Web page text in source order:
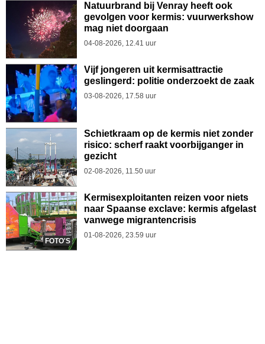
Natuurbrand bij Venray heeft ook
gevolgen voor kermis: vuurwerkshow
mag niet doorgaan
04-08-2026, 12.41 uur
Vijf jongeren uit kermisattractie
geslingerd: politie onderzoekt de zaak
03-08-2026, 17.58 uur
Schietkraam op de kermis niet zonder
risico: scherf raakt voorbijganger in
gezicht
02-08-2026, 11.50 uur
FOTO'S
Kermisexploitanten reizen voor niets
naar Spaanse exclave: kermis afgelast
vanwege migrantencrisis
01-08-2026, 23.59 uur